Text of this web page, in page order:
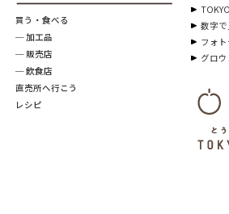
買う・食べる
─ 加工品
─ 販売店
─ 飲食店
直売所へ行こう
レシピ
数字で
フォ
グロ